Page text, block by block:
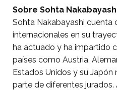
Sobre Sohta
Sohta Nakabayashi cuenta
internacionales en su
ha actuado y ha impartido
países como Austria,
Estados Unidos y su
parte de diferentes jurados.